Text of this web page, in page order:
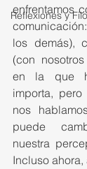
Reflexiones y
enfrentamos
los demás),
(con
en la que
importa,
nos
puede
nuestra
Incluso